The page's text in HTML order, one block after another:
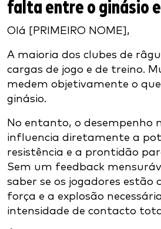
falta entre o ginásio
Olá [PRIMEIRO NOME],
A maioria dos clubes de
cargas de jogo e de treino.
medem objetivamente o
ginásio.
No entanto, o desempenho
influencia diretamente a
resistência e a prontidão
Sem um feedback
saber se os jogadores estão
força e a explosão
intensidade de contacto